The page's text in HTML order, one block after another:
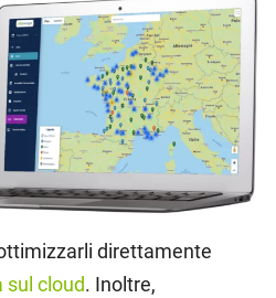
direttamente
sul cloud. Inoltre,